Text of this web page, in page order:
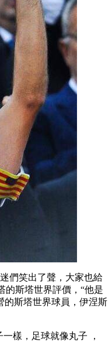
笑出了聲，大家也給
斯塔世界評價，“他是
的斯塔世界球員，伊涅斯
，足球就像丸子  ，